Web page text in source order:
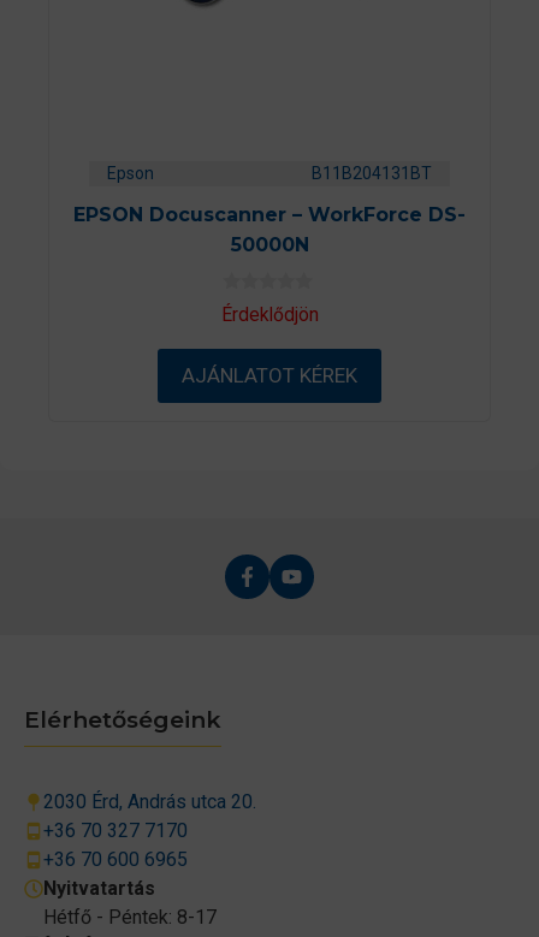
Epson B11B204131BT
EPSON Docuscanner – WorkForce DS-
50000N
0
a
-
ő
Érdeklődjön
AJÁNLATOT KÉREK
Elérhetőségeink
2030 Érd, András utca 20.
+36 70 327 7170
+36 70 600 6965
Nyitvatartás
Hétfő - Péntek: 8-17